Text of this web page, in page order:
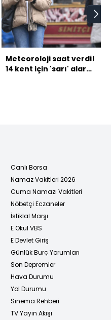
Meteoroloji saat verdi!
14 kent için 'sarı' alarm!
Canlı Borsa
Namaz Vakitleri 2026
Cuma Namazı Vakitleri
Nöbetçi Eczaneler
İstiklal Marşı
E Okul VBS
E Devlet Giriş
Günlük Burç Yorumları
Son Depremler
Hava Durumu
Yol Durumu
Sinema Rehberi
TV Yayın Akışı